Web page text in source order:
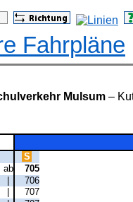
Fahrpläne
Mulsum–
S
ab
705
|
706
707